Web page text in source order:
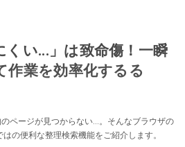
くい...」は致命傷！一瞬
作業を効率化するる
ページが見つからない…。そんなブラウザの
の便利な整理検索機能をご紹介します。